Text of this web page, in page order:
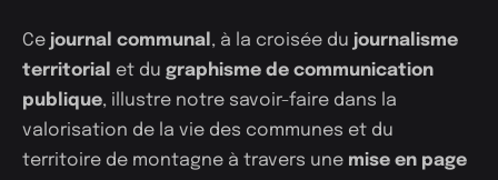
Ce journal communal , à la croisée du journalisme
territorial et du graphisme de communication
publique, illustre notre savoir-faire dans la
valorisation de la vie des communes et du
territoire de montagne à travers une mise en page